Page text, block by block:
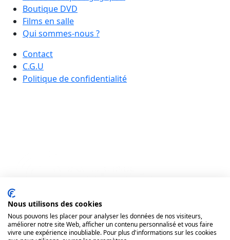
Boutique DVD
Films en salle
Qui sommes-nous ?
Contact
C.G.U
Politique de confidentialité
Nous utilisons des cookies
Nous pouvons les placer pour analyser les données de nos visiteurs,
améliorer notre site Web, afficher un contenu personnalisé et vous faire
vivre une expérience inoubliable. Pour plus d'informations sur les cookies